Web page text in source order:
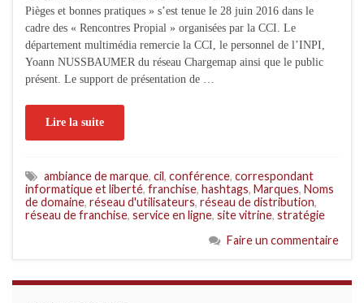
Pièges et bonnes pratiques » s’est tenue le 28 juin 2016 dans le
cadre des « Rencontres Propial » organisées par la CCI. Le
département multimédia remercie la CCI, le personnel de l’INPI,
Yoann NUSSBAUMER du réseau Chargemap ainsi que le public
présent. Le support de présentation de …
Lire la suite
ambiance de marque, cil, conférence, correspondant
informatique et liberté, franchise, hashtags, Marques, Noms
de domaine, réseau d'utilisateurs, réseau de distribution,
réseau de franchise, service en ligne, site vitrine, stratégie
Faire un commentaire